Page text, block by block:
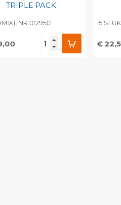
TRIPLE PACK
NR.012950 15
€